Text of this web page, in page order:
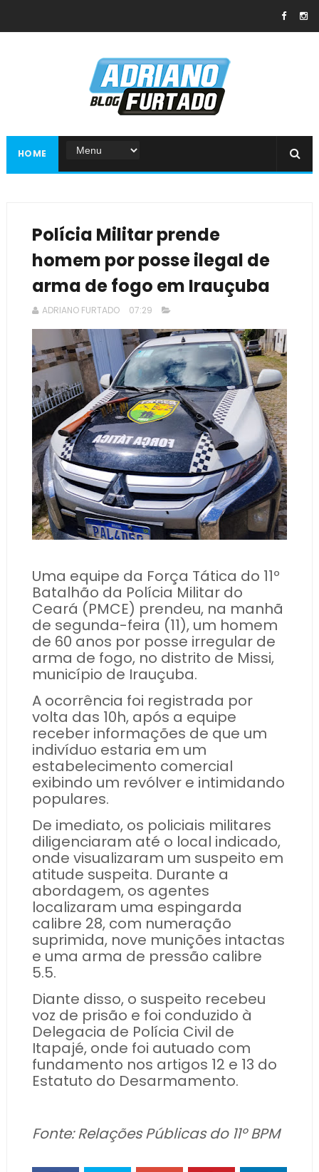
HOME
Polícia Militar prende
homem por posse ilegal de
arma de fogo em Irauçuba
ADRIANO FURTADO 07:29
Uma equipe da Força Tática do 11º
Batalhão da Polícia Militar do
Ceará (PMCE) prendeu, na manhã
de segunda-feira (11), um homem
de 60 anos por posse irregular de
arma de fogo, no distrito de Missi,
município de Irauçuba.
A ocorrência foi registrada por
volta das 10h, após a equipe
receber informações de que um
indivíduo estaria em um
estabelecimento comercial
exibindo um revólver e intimidando
populares.
De imediato, os policiais militares
diligenciaram até o local indicado,
onde visualizaram um suspeito em
atitude suspeita. Durante a
abordagem, os agentes
localizaram uma espingarda
calibre 28, com numeração
suprimida, nove munições intactas
e uma arma de pressão calibre
5.5.
Diante disso, o suspeito recebeu
voz de prisão e foi conduzido à
Delegacia de Polícia Civil de
Itapajé, onde foi autuado com
fundamento nos artigos 12 e 13 do
Estatuto do Desarmamento.
Fonte: Relações Públicas do 11º BPM